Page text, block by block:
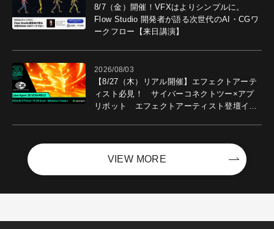
8/7（金）開催！VFXはよりシンプルに。
Flow Studio 開発者が語る次世代のAI・CGワ
ークフロー【来日講演】
2026/08/03
【8/27（木）リアル開催】エフェクトアーテ
ィスト必見！ サイバーコネクトツー×アプ
リボット エフェクトアーティスト登壇イベ
VIEW MORE